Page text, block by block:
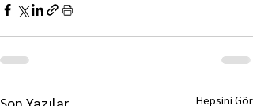
Son Yazılar Hepsini Gör